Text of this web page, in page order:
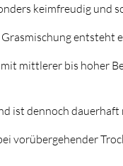
keimfreudig und
entsteht
mittlerer bis hoher
ist dennoch dauerhaft
vorübergehender